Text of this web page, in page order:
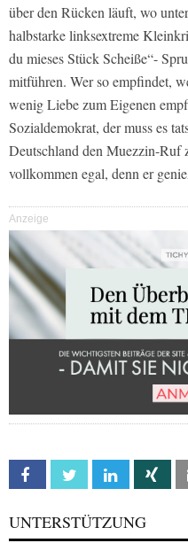
über den Rücken läuft, wo
halbstarke linksextreme
du mieses Stück Scheiße“-
mitführen. Wer so empfindet,
wenig Liebe zum Eigenen
Sozialdemokrat, der muss es
Deutschland den Muezzin-Ruf
vollkommen egal, denn er
Anzeige
Facebook Twitter Linkedin
UNTERSTÜTZUNG